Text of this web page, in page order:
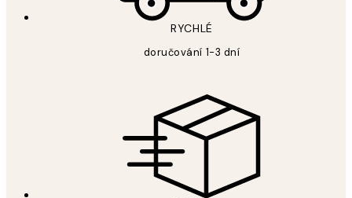
RYCHLÉ
doručování 1-3 dní